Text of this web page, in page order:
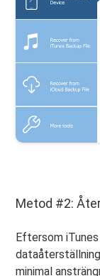
Metod #2:
Eftersom
minimal